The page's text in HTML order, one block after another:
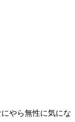
やら無性に気にな